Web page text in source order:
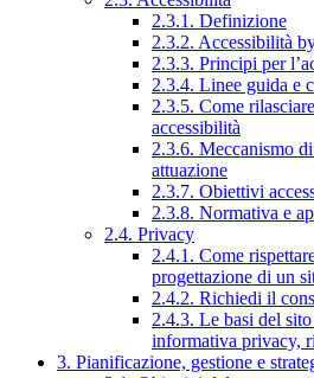
2.3.1. Definizione
2.3.2. Accessibilità
2.3.3. Principi per
2.3.4. Linee guida e
2.3.5. Come
accessibilità
2.3.6. Meccanismo
attuazione
2.3.7. Obiettivi
2.3.8. Normativa e
2.4. Privacy
2.4.1. Come
progettazione di un
2.4.2. Richiedi il
2.4.3. Le basi del
informativa privacy,
3. Pianificazione, gestione e